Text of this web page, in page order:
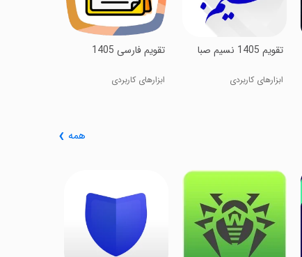
‏‏‏‏تقویم 1405 نسیم صبا
ابزارهای کاربردی
‏تقویم فارسی 1405
ابزارهای کاربردی
همه